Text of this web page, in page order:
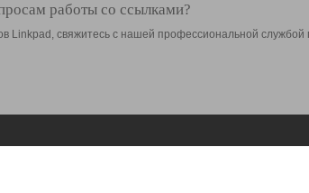
работы со ссылками?
Linkpad, свяжитесь с нашей профессиональной